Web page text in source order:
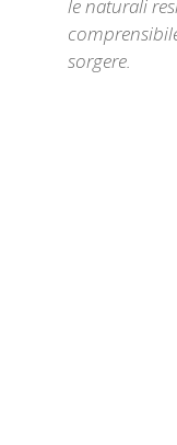
le naturali
sorgere.